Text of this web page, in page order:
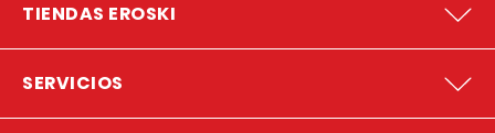
TIENDAS EROSKI
SERVICIOS